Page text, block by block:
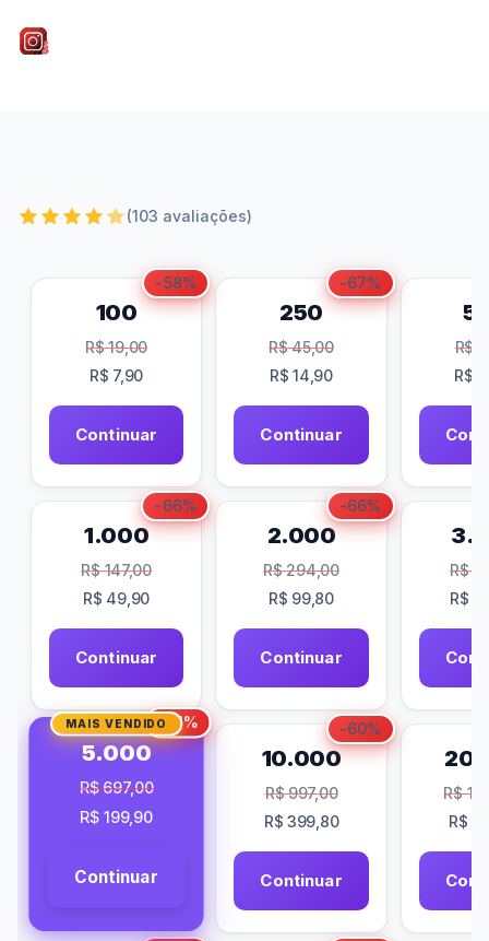
(103 avaliações)
-58%
100
R$19,00
R$ 7,90
Continuar
-67%
250
R$45,00
R$ 14,90
Continuar
R$
R$
-66%
1.000
R$147,00
R$ 49,90
Continuar
-66%
2.000
R$294,00
R$ 99,80
Continuar
R$
R$
-71%
5.000
R$697,00
R$ 199,90
MAIS VENDIDO
Continuar
-60%
10.000
R$997,00
R$ 399,80
Continuar
R$
R$